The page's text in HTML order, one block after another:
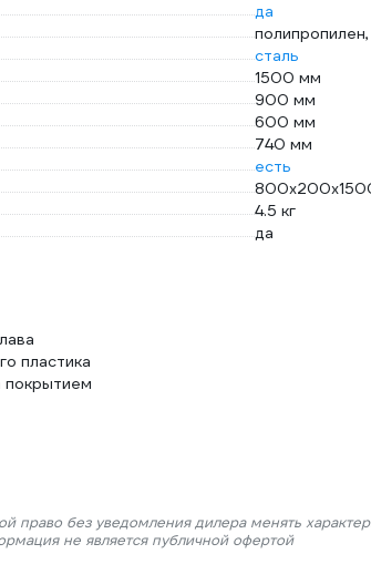
да
сталь
1500 мм
900 мм
600 мм
740 мм
есть
4.5 кг
да
пластика
право без уведомления дилера менять
не является публичной офертой